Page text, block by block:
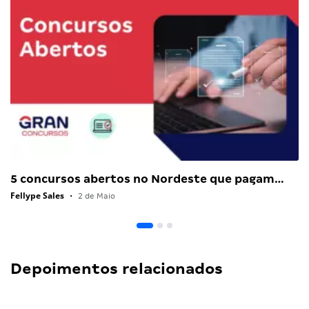
5 concursos abertos no Nordeste que pagam…
Fellype Sales • 2 de Maio
Depoimentos relacionados